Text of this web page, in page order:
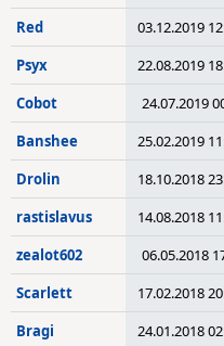
Red 03.12.2019
Psyx 22.08.2019
Cobot 24.07.2019
Banshee 25.02.2019
Drolin 18.10.2018
rastislavus 14.08.2018
zealot602 06.05.2018
Scarlett 17.02.2018
Bragi 24.01.2018